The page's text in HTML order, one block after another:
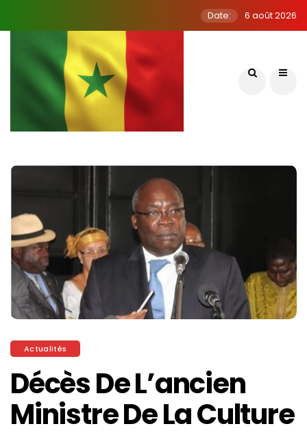
Date: 6 août 2026
Actualités
Décès De L’ancien
Ministre De La Culture